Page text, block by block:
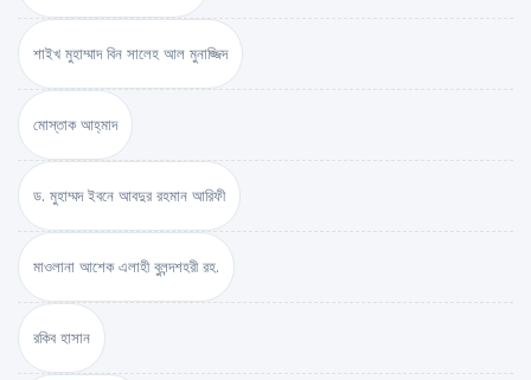
শাইখ মুহাম্মাদ বিন সালেহ আল মুনাজ্জিদ
মোস্তাক আহ্‌মাদ
ড. মুহাম্মদ ইবনে আবদুর রহমান আরিফী
মাওলানা আশেক এলাহী বুলন্দশহরী রহ.
রকিব হাসান